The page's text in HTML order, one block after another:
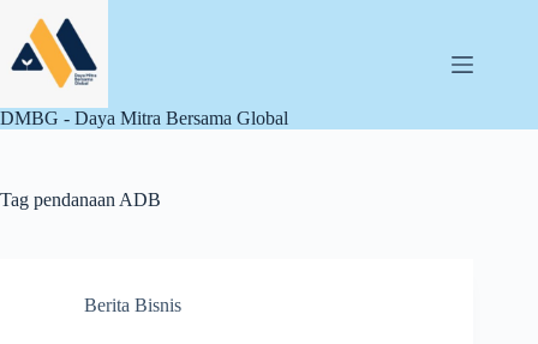
content
DMBG - Daya Mitra Bersama Global
Tag pendanaan ADB
Berita Bisnis